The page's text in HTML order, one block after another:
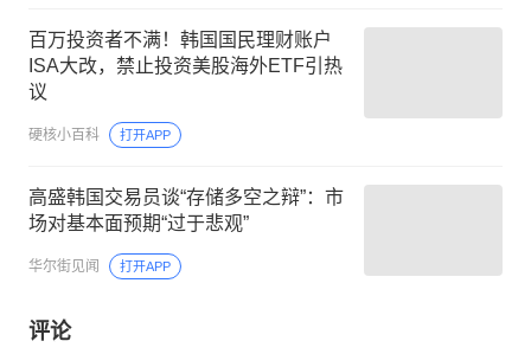
百万投资者不满！韩国国民理财账户
ISA大改，禁止投资美股海外ETF引热
议
硬核小百科 打开APP
高盛韩国交易员谈“存储多空之辩”：市
场对基本面预期“过于悲观”
华尔街见闻 打开APP
评论